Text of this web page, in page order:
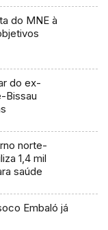
do MNE à
do ex-
Bissau
norte-
1,4 mil
saúde
Embaló já